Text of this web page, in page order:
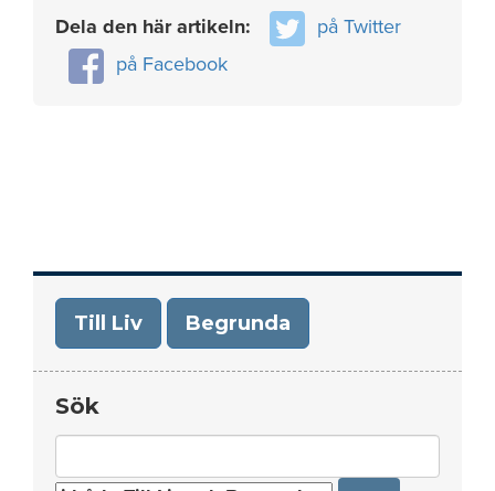
Dela den här artikeln:
på Twitter
på Facebook
Till Liv Begrunda
Sök
for: